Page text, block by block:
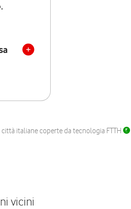
italiane coperte da tecnologia FTTH
vicini